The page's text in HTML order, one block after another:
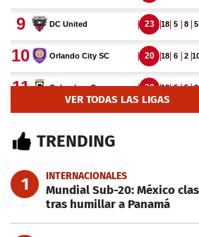
VER TODAS LAS LIGAS
TRENDING
1 INTERNACIONALES
Mundial Sub-20: México
tras humillar a Panamá